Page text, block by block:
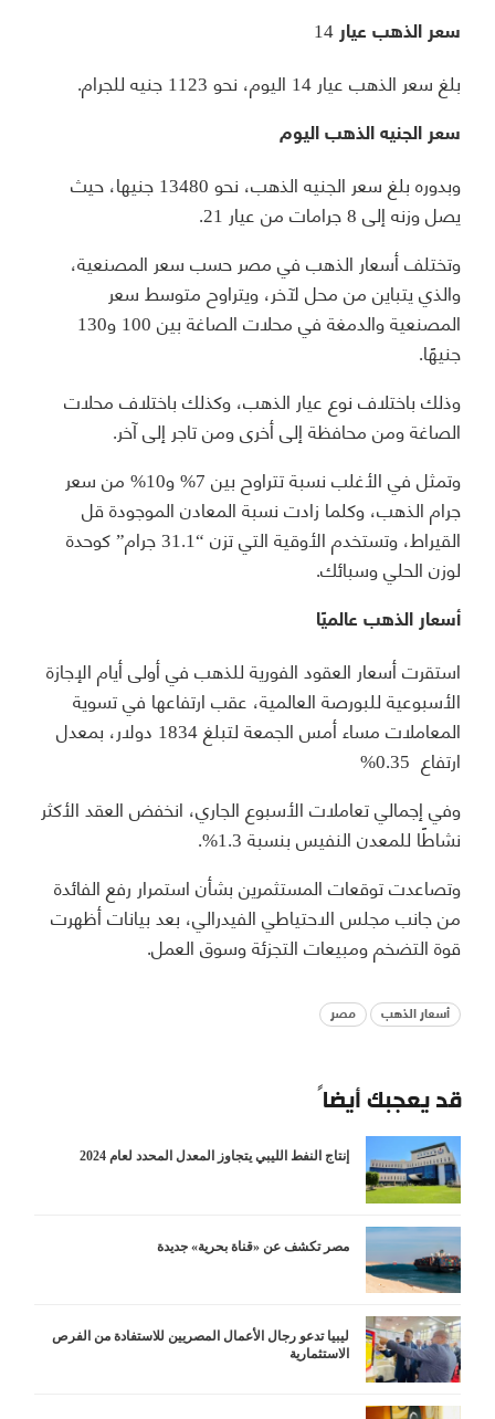
سعر الذهب عيار 14
بلغ سعر الذهب عيار 14 اليوم، نحو 1123 جنيه للجرام.
سعر الجنيه الذهب اليوم
وبدوره بلغ سعر الجنيه الذهب، نحو 13480 جنيها، حيث
يصل وزنه إلى 8 جرامات من عيار 21.
وتختلف أسعار الذهب في مصر حسب سعر المصنعية،
والذي يتباين من محل لآخر، ويتراوح متوسط سعر
المصنعية والدمغة في محلات الصاغة بين 100 و130
جنيهًا.
وذلك باختلاف نوع عيار الذهب، وكذلك باختلاف محلات
الصاغة ومن محافظة إلى أخرى ومن تاجر إلى آخر.
وتمثل في الأغلب نسبة تتراوح بين 7% و10% من سعر
جرام الذهب، وكلما زادت نسبة المعادن الموجودة قل
القيراط، وتستخدم الأوقية التي تزن “31.1 جرام” كوحدة
لوزن الحلي وسبائك.
أسعار الذهب عالميًا
استقرت أسعار العقود الفورية للذهب في أولى أيام الإجازة
الأسبوعية للبورصة العالمية، عقب ارتفاعها في تسوية
المعاملات مساء أمس الجمعة لتبلغ 1834 دولار، بمعدل
ارتفاع 0.35%
وفي إجمالي تعاملات الأسبوع الجاري، انخفض العقد الأكثر
نشاطًا للمعدن النفيس بنسبة 1.3%.
وتصاعدت توقعات المستثمرين بشأن استمرار رفع الفائدة
من جانب مجلس الاحتياطي الفيدرالي، بعد بيانات أظهرت
قوة التضخم ومبيعات التجزئة وسوق العمل.
أسعار الذهب مصر
قد يعجبك أيضاً
إنتاج النفط الليبي يتجاوز المعدل المحدد لعام 2024
مصر تكشف عن «قناة بحرية» جديدة
ليبيا تدعو رجال الأعمال المصريين للاستفادة من الفرص
الاستثمارية